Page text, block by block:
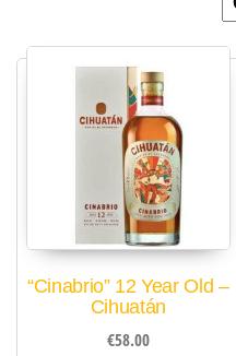
“Cinabrio” 12 Year Old –
Cihuatán
€58.00